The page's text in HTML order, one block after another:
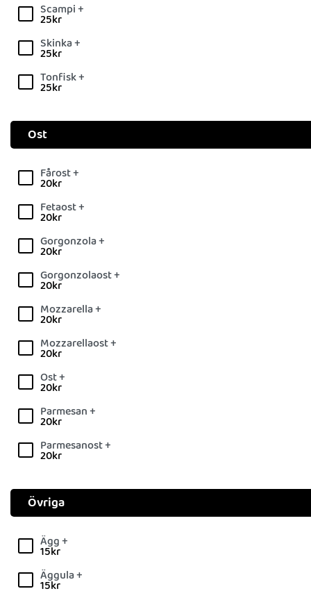
Scampi +
25kr
Skinka +
25kr
Tonfisk +
25kr
Ost
Fårost +
20kr
Fetaost +
20kr
Gorgonzola +
20kr
Gorgonzolaost +
20kr
Mozzarella +
20kr
Mozzarellaost +
20kr
Ost +
20kr
Parmesan +
20kr
Parmesanost +
20kr
Övriga
Ägg +
15kr
Äggula +
15kr